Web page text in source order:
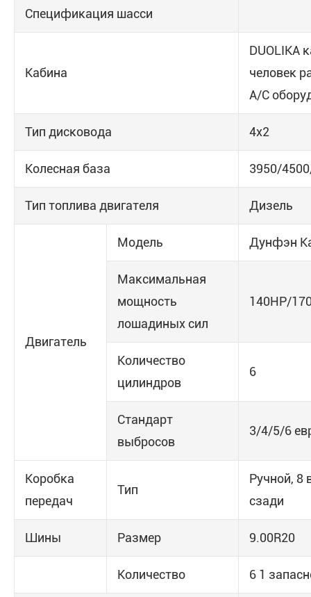
Спецификация шасси
Кабина
DUOLIKA
человек
A/C
Тип дисковода 4x2
Колесная база 3950/
Тип топлива двигателя Дизель
Двигатель
Модель Дунфэн
Максимальная
мощность
лошадиных сил
140HP/
Количество
цилиндров
6
Стандарт
выбросов
3/4/5/6
Коробка
передач
Тип
Ручной, 8
сзади
Шины Размер 9.00R20
Количество 6 1